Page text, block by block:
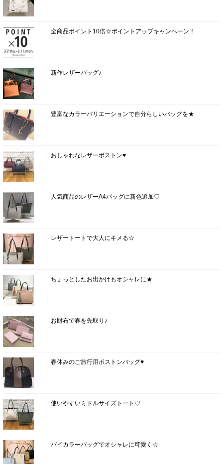
全商品ポイント10倍☆ポイントアップキャンペーン！
新作レザーバッグ♪
豊富なカラーバリエーションで自分らしいバッグを★
おしゃれなレザーボストン♥
人気商品のレザーA4バッグに新色追加♡
レザートートで大人にキメる☆
ちょっとしたお出かけもオシャレに★
お財布で春を先取り♪
春休みのご旅行用ボストンバッグ♥
使いやすいミドルサイズトート♡
バイカラーバッグでオシャレに可愛く☆